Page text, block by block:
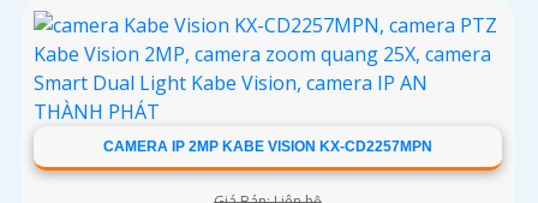
CAMERA IP 2MP KABE VISION KX-CD2257MPN